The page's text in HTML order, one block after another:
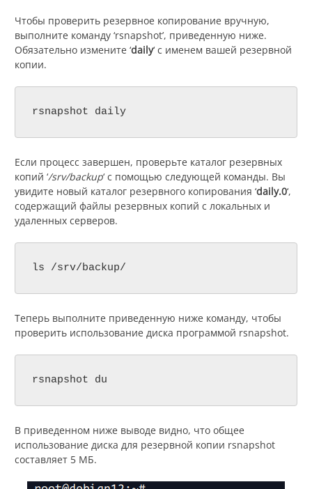
Чтобы проверить резервное копирование вручную,
выполните команду ‘rsnapshot’, приведенную ниже.
Обязательно измените ‘daily‘ с именем вашей резервной
копии.
rsnapshot daily
Если процесс завершен, проверьте каталог резервных
копий ‘/srv/backup‘ с помощью следующей команды. Вы
увидите новый каталог резервного копирования ‘daily.0‘,
содержащий файлы резервных копий с локальных и
удаленных серверов.
ls /srv/backup/
Теперь выполните приведенную ниже команду, чтобы
проверить использование диска программой rsnapshot.
rsnapshot du
В приведенном ниже выводе видно, что общее
использование диска для резервной копии rsnapshot
составляет 5 МБ.